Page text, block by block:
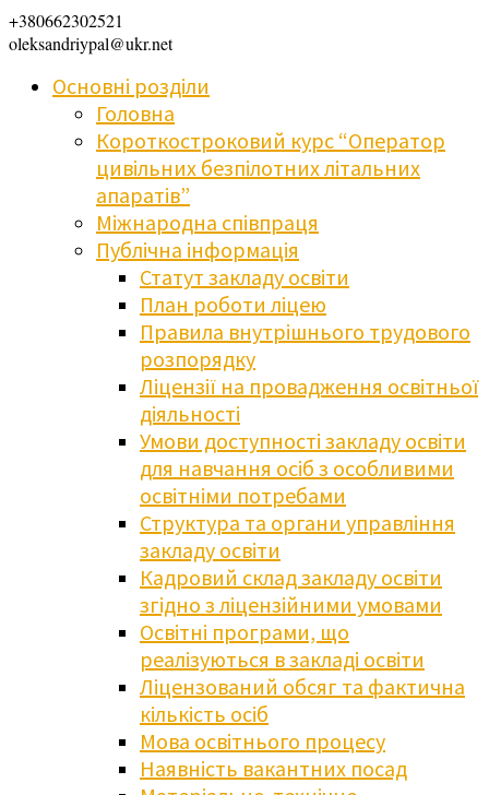
+380662302521
oleksandriypal@ukr.net
Основні розділи
Головна
Короткостроковий курс “Оператор
цивільних безпілотних літальних
апаратів”
Міжнародна співпраця
Публічна інформація
Статут закладу освіти
План роботи ліцею
Правила внутрішнього трудового
розпорядку
Ліцензії на провадження освітньої
діяльності
Умови доступності закладу освіти
для навчання осіб з особливими
освітніми потребами
Структура та органи управління
закладу освіти
Кадровий склад закладу освіти
згідно з ліцензійними умовами
Освітні програми, що
реалізуються в закладі освіти
Ліцензований обсяг та фактична
кількість осіб
Мова освітнього процесу
Наявність вакантних посад